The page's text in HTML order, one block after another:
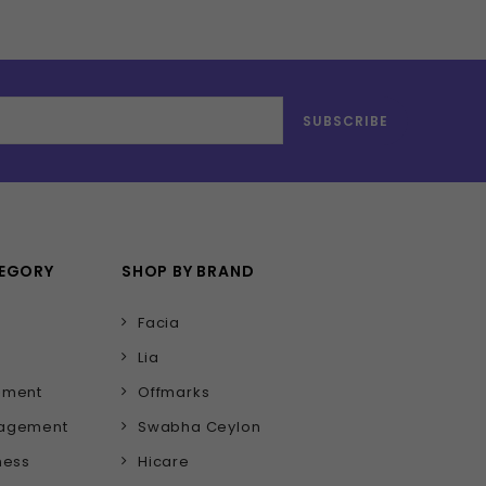
SHOP BY BRAND
Facia
Lia
Offmarks
Swabha Ceylon
Hicare